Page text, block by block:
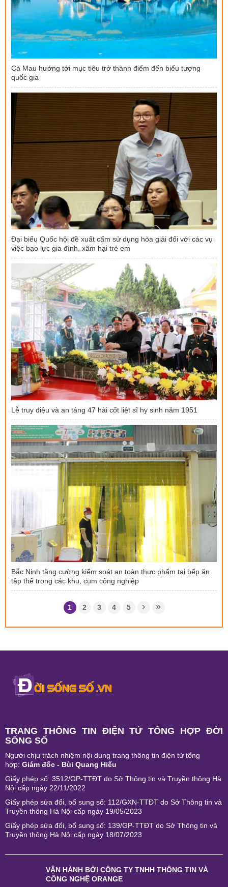
Cà Mau hướng tới mục tiêu trở thành điểm đến biểu tượng
quốc gia
Đại biểu Quốc hội đề xuất cấm sử dụng hòa giải đối với các vụ
việc bạo lực gia đình, xâm hại trẻ em
Lễ truy điệu và an táng 47 hài cốt liệt sĩ hy sinh năm 1951
Bắc Ninh tăng cường kiểm soát an toàn thực phẩm tại bếp ăn
tập thể trong các khu, cụm công nghiệp
1 2 3 4 5
TRANG THÔNG TIN ĐIỆN TỬ TỔNG HỢP ĐỜI
SỐNG SỐ
Người chịu trách nhiệm nội dung trang thông tin điện tử tổng
hợp: Giám đốc - Bùi Quang Hiếu
Giấy phép số: 3512/GP-TTĐT do Sở Thông tin và Truyền thông Hà
Nội cấp ngày 22/11/2022
Giấy phép sửa đổi, bổ sung số: 112/GXN-TTĐT do Sở Thông tin và
Truyền thông Hà Nội cấp ngày 19/05/2023
Giấy phép sửa đổi, bổ sung số: 139/GP-TTĐT do Sở Thông tin và
Truyền thông Hà Nội cấp ngày 18/07/2023
VẬN HÀNH BỞI CÔNG TY TNHH THÔNG TIN VÀ
CÔNG NGHỆ ORANGE